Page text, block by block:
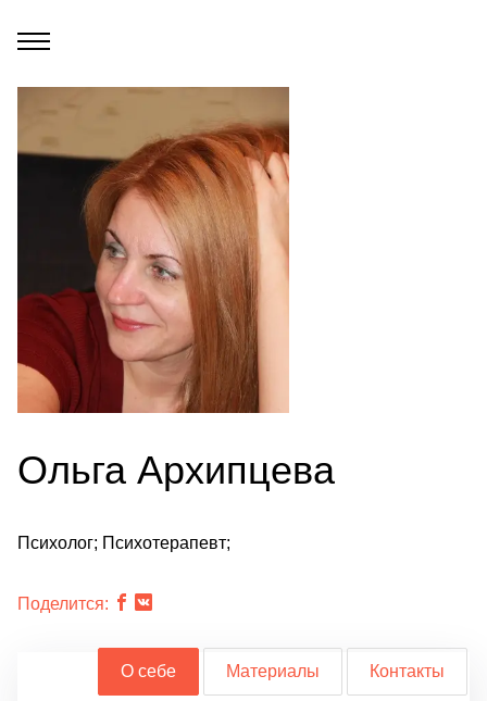
Ольга Архипцева
Психолог; Психотерапевт;
Поделится:
О себе Материалы Контакты